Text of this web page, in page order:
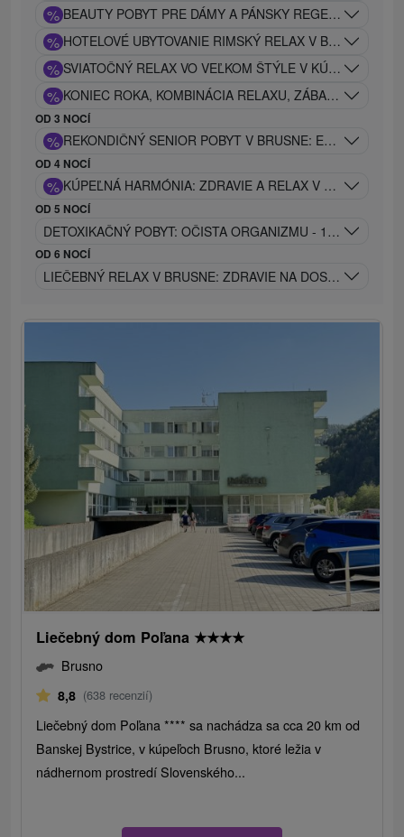
% BEAUTY POBYT PRE DÁMY A PÁNSKY REGENERAČNÝ
% HOTELOVÉ UBYTOVANIE RIMSKÝ RELAX V BRUSNE:
% SVIATOČNÝ RELAX VO VEĽKOM ŠTÝLE V KÚPEĽOCH
% KONIEC ROKA, KOMBINÁCIA RELAXU, ZÁBAVY A
OD 3 NOCÍ
% REKONDIČNÝ SENIOR POBYT V BRUSNE: ENERGIA A
OD 4 NOCÍ
% KÚPEĽNÁ HARMÓNIA: ZDRAVIE A RELAX V SRDCI
OD 5 NOCÍ
DETOXIKAČNÝ POBYT: OČISTA ORGANIZMU - 10
OD 6 NOCÍ
LIEČEBNÝ RELAX V BRUSNE: ZDRAVIE NA DOSAH
Liečebný dom Poľana ★★★★
Brusno
8,8 (638 recenzií)
Liečebný dom Poľana **** sa nachádza sa cca 20 km od
Banskej Bystrice, v kúpeľoch Brusno, ktoré ležia v
nádhernom prostredí Slovenského...